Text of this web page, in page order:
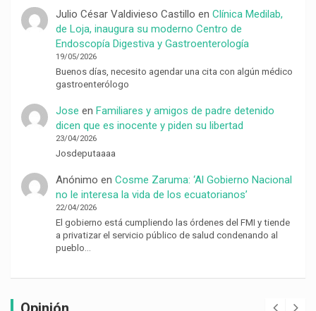
Julio César Valdivieso Castillo en Clínica Medilab,
de Loja, inaugura su moderno Centro de
Endoscopía Digestiva y Gastroenterología
19/05/2026
Buenos días, necesito agendar una cita con algún médico
gastroenterólogo
Jose en Familiares y amigos de padre detenido
dicen que es inocente y piden su libertad
23/04/2026
Josdeputaaaa
Anónimo en Cosme Zaruma: ‘Al Gobierno Nacional
no le interesa la vida de los ecuatorianos’
22/04/2026
El gobierno está cumpliendo las órdenes del FMI y tiende
a privatizar el servicio público de salud condenando al
pueblo…